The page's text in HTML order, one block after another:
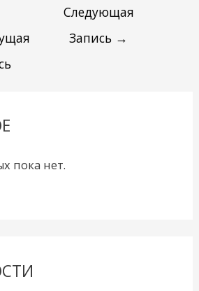
Следующая
Запись →
пока нет.